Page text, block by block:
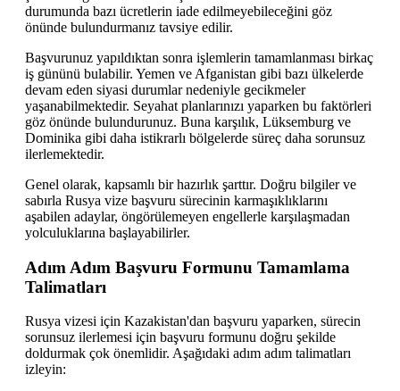
durumunda bazı ücretlerin iade edilmeyebileceğini göz
önünde bulundurmanız tavsiye edilir.
Başvurunuz yapıldıktan sonra işlemlerin tamamlanması birkaç
iş gününü bulabilir. Yemen ve Afganistan gibi bazı ülkelerde
devam eden siyasi durumlar nedeniyle gecikmeler
yaşanabilmektedir. Seyahat planlarınızı yaparken bu faktörleri
göz önünde bulundurunuz. Buna karşılık, Lüksemburg ve
Dominika gibi daha istikrarlı bölgelerde süreç daha sorunsuz
ilerlemektedir.
Genel olarak, kapsamlı bir hazırlık şarttır. Doğru bilgiler ve
sabırla Rusya vize başvuru sürecinin karmaşıklıklarını
aşabilen adaylar, öngörülemeyen engellerle karşılaşmadan
yolculuklarına başlayabilirler.
Adım Adım Başvuru Formunu Tamamlama
Talimatları
Rusya vizesi için Kazakistan'dan başvuru yaparken, sürecin
sorunsuz ilerlemesi için başvuru formunu doğru şekilde
doldurmak çok önemlidir. Aşağıdaki adım adım talimatları
izleyin: